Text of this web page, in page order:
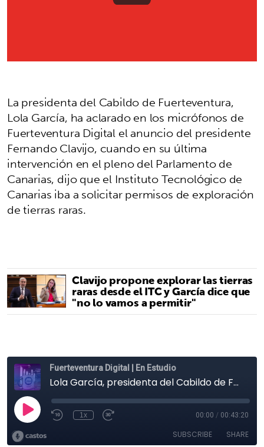
La presidenta del Cabildo de Fuerteventura,
Lola García, ha aclarado en los micrófonos de
Fuerteventura Digital el anuncio del presidente
Fernando Clavijo, cuando en su última
intervención en el pleno del Parlamento de
Canarias, dijo que el Instituto Tecnológico de
Canarias iba a solicitar permisos de exploración
de tierras raras.
Clavijo propone explorar las tierras
raras desde el ITC y García dice que
"no lo vamos a permitir"